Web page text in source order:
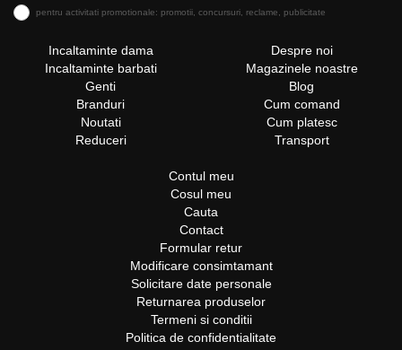
pentru activitati promotionale: promotii, concursuri, reclame, publicitate
Incaltaminte dama
Incaltaminte barbati
Genti
Branduri
Noutati
Reduceri
Despre noi
Magazinele noastre
Blog
Cum comand
Cum platesc
Transport
Contul meu
Cosul meu
Cauta
Contact
Formular retur
Modificare consimtamant
Solicitare date personale
Returnarea produselor
Termeni si conditii
Politica de confidentialitate